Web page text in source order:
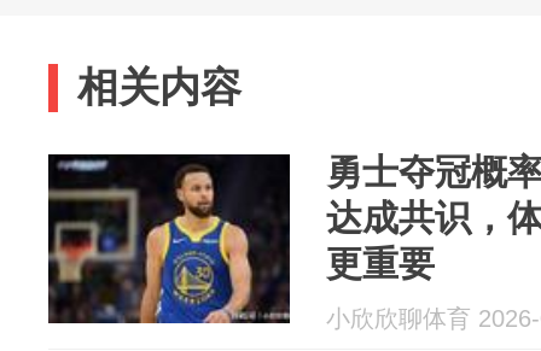
相关内容
勇士夺冠概
达成共识，
更重要
小欣欣聊体育